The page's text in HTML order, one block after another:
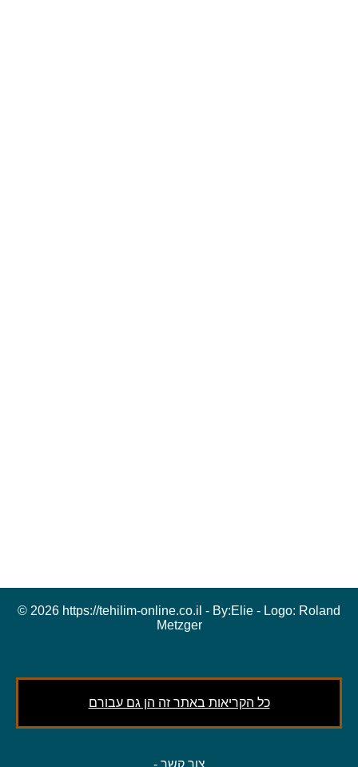
© 2026 https://tehilim-online.co.il - By:Elie - Logo: Roland
Metzger
כל הקריאות באתר זה הן גם עבורם
- צור קשר